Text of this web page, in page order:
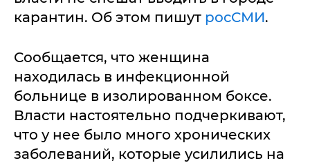
карантин. Об этом пишут росСМИ.
Сообщается, что женщина
находилась в инфекционной
больнице в изолированном боксе.
Власти настоятельно подчеркивают,
что у нее было много хронических
заболеваний, которые усилились на